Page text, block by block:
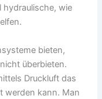
wie
bieten,
überbieten.
Druckluft das
werden kann. Man